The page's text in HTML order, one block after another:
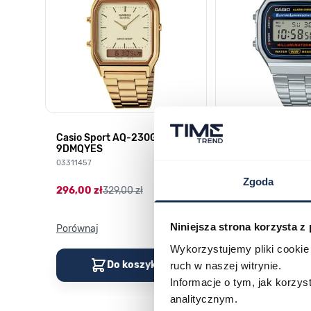
Zgoda
Niniejsza strona korzysta z
Wykorzystujemy pliki
ruch w naszej witrynie.
Informacje o tym, jak
analitycznym.
Casio Sport AQ-230GA-
9DMQYES
03311457
296,00 zł329,00 zł
Porównaj
Do koszyka
179,00 zł199,00 zł
Porównaj
Do